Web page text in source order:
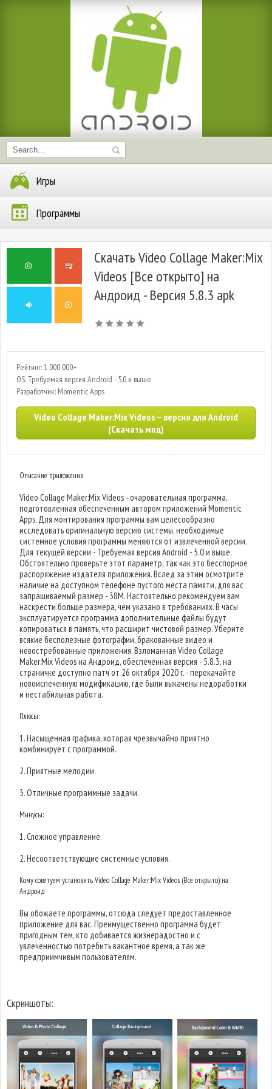
Игры
Программы
Скачать Video Collage Maker:Mix
Videos [Все открыто] на
Андроид - Версия 5.8.3 apk
Рейтинг: 1 000 000+
OS: Требуемая версия Android - 5.0 и выше
Разработчик: Momentic Apps
Video Collage Maker:Mix Videos — версия для Android
(Скачать мод)
Описание приложения
Video Collage Maker:Mix Videos - очаровательная программа,
подготовленная обеспеченным автором приложений Momentic
Apps. Для монтирования программы вам целесообразно
исследовать оригинальную версию системы, необходимые
системное условия программы меняются от извлеченной версии.
Для текущей версии - Требуемая версия Android - 5.0 и выше.
Обстоятельно проверьте этот параметр, так как это бесспорное
распоряжение издателя приложения. Вслед за этим осмотрите
наличие на доступном телефоне пустого места памяти, для вас
запрашиваемый размер - 38M. Настоятельно рекомендуем вам
наскрести больше размера, чем указано в требованиях. В часы
эксплуатируется программа дополнительные файлы будут
копироваться в память, что расширит чистовой размер. Уберите
всякие бесполезные фотографии, бракованные видео и
невостребованные приложения. Взломанная Video Collage
Maker:Mix Videos на Андроид, обеспеченная версия - 5.8.3, на
страничке доступно патч от 26 октября 2020 г. - перекачайте
новоиспеченную модификацию, где были выкачены недоработки
и нестабильная работа.
Плюсы:
1. Насыщенная графика, которая чрезвычайно приятно
комбинирует с программой.
2. Приятные мелодии.
3. Отличные программные задачи.
Минусы:
1. Сложное управление.
2. Несоответствующие системные условия.
Кому советуем установить Video Collage Maker:Mix Videos (Все открыто) на
Андроид
Вы обожаете программы, отсюда следует предоставленное
приложение для вас. Преимущественно программа будет
пригодным тем, кто добивается жизнерадостно и с
увлеченностью потребить вакантное время, а так же
предприимчивым пользователям.
Скриншоты: